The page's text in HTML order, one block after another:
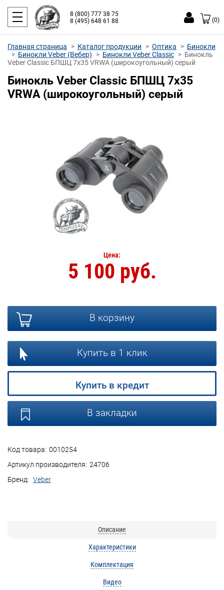
8 (800) 777 38 75
8 (495) 648 61 88
(0)
Главная страница Каталог продукции Оптика
Бинокли
Бинокли Veber (Вебер)
Бинокли Veber Classic
Бинокль
Veber Classic БПШЦ 7x35 VRWA (широкоугольный) серый
Бинокль Veber Classic БПШЦ 7x35
VRWA (широкоугольный) серый
Код товара: 0010254
Артикул производителя: 24706
Бренд: Veber
Цена:
5 100 руб.
В корзину
Купить в 1 клик
Купить в кредит
В закладки
Описание
Характеристики
Комплектация
Видео